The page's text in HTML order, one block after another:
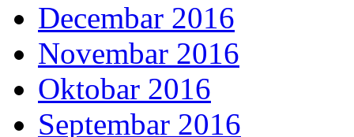
Decembar 2016
Novembar 2016
Oktobar 2016
Septembar 2016